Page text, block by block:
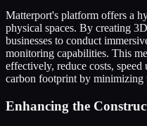
Matterport's platform offers a
physical spaces. By creating
businesses to conduct
monitoring capabilities. This
effectively, reduce costs,
carbon footprint by minimizing
Enhancing the